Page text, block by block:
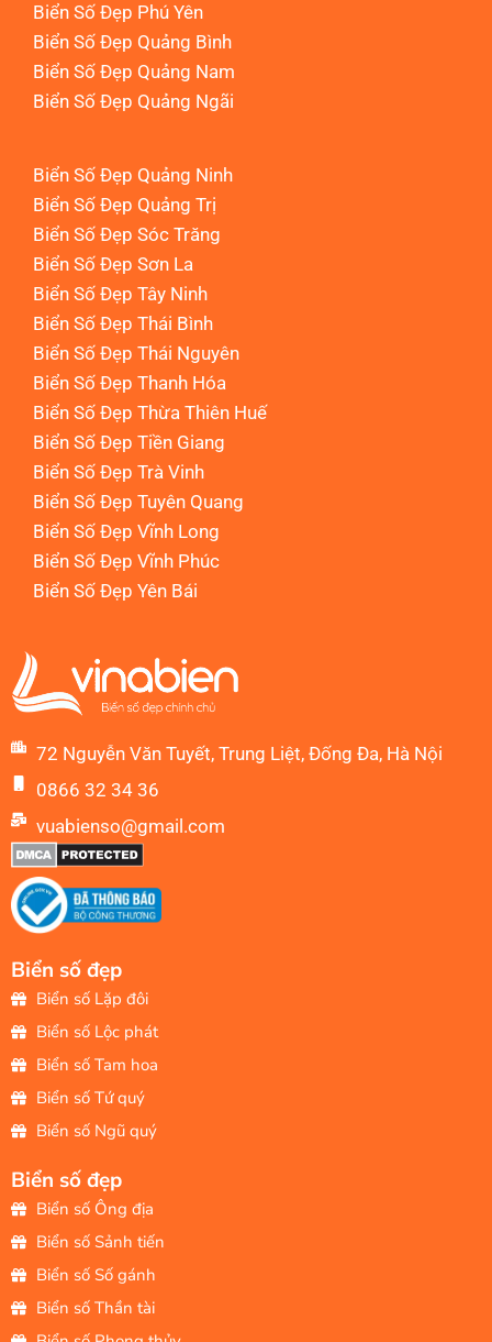
Biển Số Đẹp Phú Yên
Biển Số Đẹp Quảng Bình
Biển Số Đẹp Quảng Nam
Biển Số Đẹp Quảng Ngãi
Biển Số Đẹp Quảng Ninh
Biển Số Đẹp Quảng Trị
Biển Số Đẹp Sóc Trăng
Biển Số Đẹp Sơn La
Biển Số Đẹp Tây Ninh
Biển Số Đẹp Thái Bình
Biển Số Đẹp Thái Nguyên
Biển Số Đẹp Thanh Hóa
Biển Số Đẹp Thừa Thiên Huế
Biển Số Đẹp Tiền Giang
Biển Số Đẹp Trà Vinh
Biển Số Đẹp Tuyên Quang
Biển Số Đẹp Vĩnh Long
Biển Số Đẹp Vĩnh Phúc
Biển Số Đẹp Yên Bái
72 Nguyễn Văn Tuyết, Trung Liệt, Đống Đa, Hà Nội
0866 32 34 36
vuabienso@gmail.com
Biển số đẹp
Biển số Lặp đôi
Biển số Lộc phát
Biển số Tam hoa
Biển số Tứ quý
Biển số Ngũ quý
Biển số đẹp
Biển số Ông địa
Biển số Sảnh tiến
Biển số Số gánh
Biển số Thần tài